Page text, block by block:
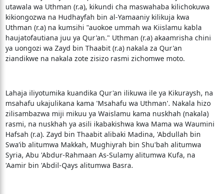
utawala wa Uthman (r.a), kikundi cha maswahaba kilichokuwa
kikiongozwa na Hudhayfah bin al-Yamaaniy kilikuja kwa
Uthman (r.a) na kumsihi "auokoe ummah wa Kiislamu kabla
haujatofautiana juu ya Qur'an." Uthman (r.a) akaamrisha chini
ya uongozi wa Zayd bin Thaabit (r.a) nakala za Qur'an
ziandikwe na nakala zote zisizo rasmi zichomwe moto.
Lahaja iliyotumika kuandika Qur'an ilikuwa ile ya Kikuraysh, na
msahafu ukajulikana kama 'Msahafu wa Uthman'. Nakala hizo
zilisambazwa miji mikuu ya Waislamu kama nuskhah (nakala)
rasmi, na nuskhah ya asili ikabakishwa kwa Mama wa Waumini
Hafsah (r.a). Zayd bin Thaabit alibaki Madina, 'Abdullah bin
Swa’ib alitumwa Makkah, Mughiyrah bin Shu'bah alitumwa
Syria, Abu 'Abdur-Rahmaan As-Sulamy alitumwa Kufa, na
'Aamir bin 'Abdil-Qays alitumwa Basra.